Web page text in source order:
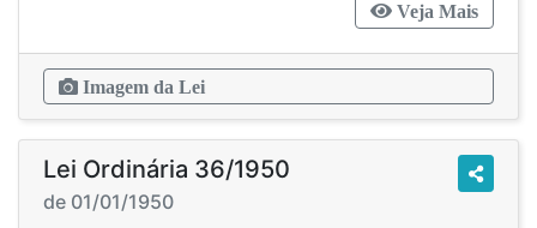
Veja Mais
Imagem da Lei
Lei Ordinária 36/1950
de 01/01/1950